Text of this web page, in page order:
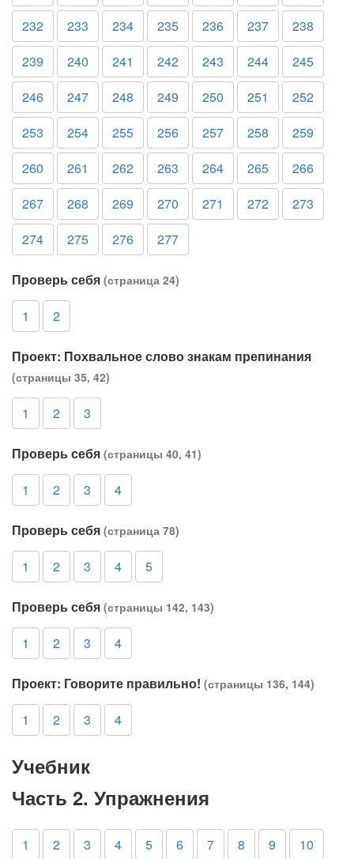
232
233 234 235 236 237
238
239
240 241 242 243 244
245
246
247 248 249 250 251
252
253
254 255 256 257 258
259
260
261 262 263 264 265
266
267
268 269 270 271 272
273
274
275 276 277
Проверь себя (страница 24)
1 2
Проект: Похвальное слово знакам препинания
(страницы 35, 42)
1 2 3
Проверь себя (страницы 40, 41)
1 2 3 4
Проверь себя (страница 78)
1 2 3 4 5
Проверь себя (страницы 142, 143)
1 2 3 4
Проект: Говорите правильно! (страницы 136, 144)
1 2 3 4
Учебник
Часть 2. Упражнения
1 2 3 4 5 6 7 8 9 10